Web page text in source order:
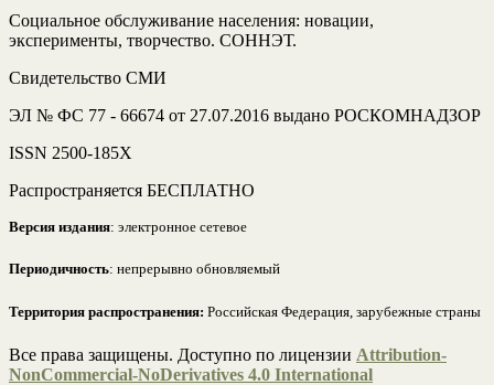
Социальное обслуживание населения: новации,
эксперименты, творчество. СОННЭТ.
Свидетельство СМИ
ЭЛ № ФС 77 - 66674 от 27.07.2016 выдано РОСКОМНАДЗОР
ISSN 2500-185Х
Распространяется БЕСПЛАТНО
Версия издания: электронное сетевое
Периодичность: непрерывно обновляемый
Территория распространения: Российская Федерация, зарубежные страны
Все права защищены. Доступно по лицензии Attribution-
NonCommercial-NoDerivatives 4.0 International